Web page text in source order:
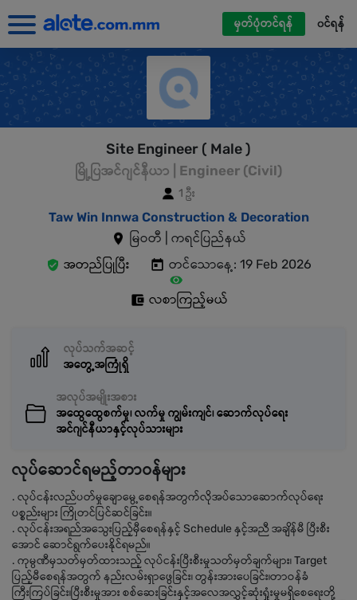
မှတ်ပုံတင်ရန် ၀င်ရန်
Site Engineer ( Male )
မြို့ပြအင်ဂျင်နီယာ | Engineer (Civil)
1 ဦး
Taw Win Innwa Construction & Decoration
မြဝတီ | ကရင်ပြည်နယ်
အတည်ပြုပြီး
တင်သောနေ့: 19 Feb 2026
လစာကြည့်မယ်
လုပ်သက်အဆင့်
အတွေ့အကြုံရှိ
အလုပ်အမျိုးအစား
အထွေထွေစက်မှု၊ လက်မှု ကျွမ်းကျင်၊ ဆောက်လုပ်ရေး
အင်ဂျင်နီယာနှင့်လုပ်သားများ
လုပ်ဆောင်ရမည့်တာဝန်များ
. လုပ်ငန်းလည်ပတ်မှုချောမွေ့စေရန်အတွက်လိုအပ်သောဆောက်လုပ်ရေး
ပစ္စည်းများ ကြိုတင်ပြင်ဆင်ခြင်း။
. လုပ်ငန်းအရည်အသွေးပြည့်မှီစေရန်နှင့် Schedule နှင့်အညီ အချိန်မီ ပြီးစီး
အောင် ဆောင်ရွက်ပေးနိုင်ရမည်။
. ကုမ္ပဏီမှသတ်မှတ်ထားသည့် လုပ်ငန်းပြီးစီးမှုသတ်မှတ်ချက်များ၊ Target
ပြည့်မီစေရန်အတွက် နည်းလမ်းရှာဖွေခြင်း၊ တွန်းအားပေခြင်း၊တာဝန်ခံ
ကြီးကြပ်ခြင်း၊ပြီးစီးမှုအား စစ်ဆေးခြင်းနှင့်အလေအလွှင့်ဆုံးရှုံးမှုမရှိစေရေးတို့